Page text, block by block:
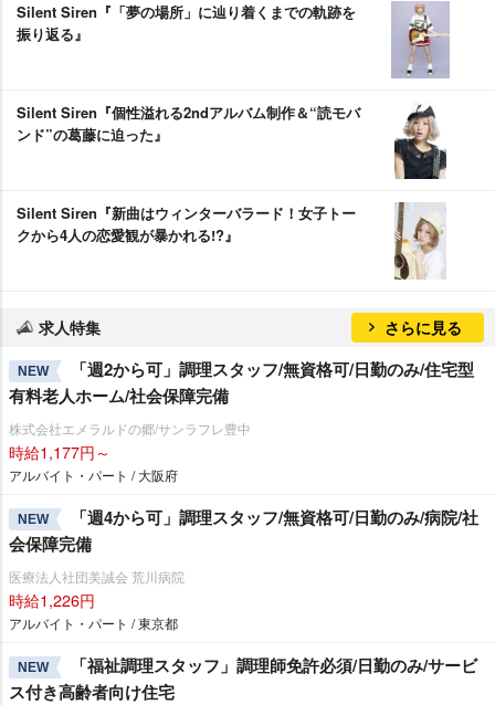
Silent Siren『「夢の場所」に辿り着くまでの軌跡を
振り返る』
Silent Siren『個性溢れる2ndアルバム制作＆“読モバ
ンド”の葛藤に迫った』
Silent Siren『新曲はウィンターバラード！女子トー
クから4人の恋愛観が暴かれる!?』
求人特集 さらに見る
NEW
「週2から可」調理スタッフ/無資格可/日勤のみ/住宅型
有料老人ホーム/社会保障完備
株式会社エメラルドの郷/サンラフレ豊中
時給1,177円～
アルバイト・パート / 大阪府
NEW
「週4から可」調理スタッフ/無資格可/日勤のみ/病院/社
会保障完備
医療法人社団美誠会 荒川病院
時給1,226円
アルバイト・パート / 東京都
NEW
「福祉調理スタッフ」調理師免許必須/日勤のみ/サービ
ス付き高齢者向け住宅